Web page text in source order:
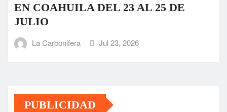
EN COAHUILA DEL 23 AL 25 DE
JULIO
La Carbonifera Jul 23, 2026
PUBLICIDAD